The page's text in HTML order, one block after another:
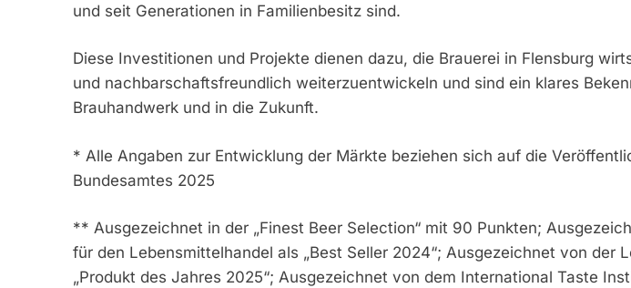
und seit Generationen in Familienbesitz sind.
Diese Investitionen und Projekte dienen dazu, die Brauerei in Flensburg
und nachbarschaftsfreundlich weiterzuentwickeln und sind ein klares
Brauhandwerk und in die Zukunft.
* Alle Angaben zur Entwicklung der Märkte beziehen sich auf die
Bundesamtes 2025
** Ausgezeichnet in der „Finest Beer Selection“ mit 90 Punkten;
für den Lebensmittelhandel als „Best Seller 2024“; Ausgezeichnet von der
„Produkt des Jahres 2025“; Ausgezeichnet von dem International Taste